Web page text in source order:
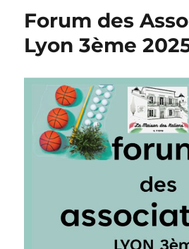
Forum des
Lyon 3ème